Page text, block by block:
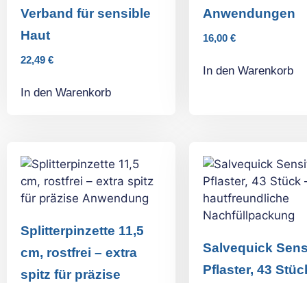
Verband für sensible
Haut
22,49 €
In den Warenkorb
Anwendungen
16,00 €
In den Warenkorb
Splitterpinzette 11,5
cm, rostfrei – extra
spitz für präzise
Salvequick
Pflaster, 43